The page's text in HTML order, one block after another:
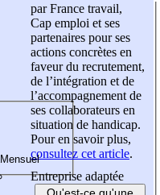
par France travail,
Cap emploi et ses
partenaires pour ses
actions concrètes en
faveur du recrutement,
de l’intégration et de
l’accompagnement de
ses collaborateurs en
situation de handicap.
Pour en savoir plus,
consultez cet article.
Entreprise adaptée
Qu'est-ce qu'une